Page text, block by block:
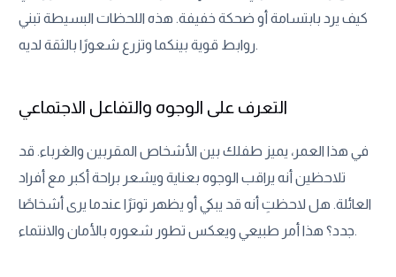
كيف يرد بابتسامة أو ضحكة خفيفة. هذه اللحظات البسيطة تبني
روابط قوية بينكما وتزرع شعورًا بالثقة لديه.
التعرف على الوجوه والتفاعل الاجتماعي
في هذا العمر، يميز طفلك بين الأشخاص المقربين والغرباء. قد
تلاحظين أنه يراقب الوجوه بعناية ويشعر براحة أكبر مع أفراد
العائلة. هل لاحظتِ أنه قد يبكي أو يظهر توترًا عندما يرى أشخاصًا
جدد؟ هذا أمر طبيعي ويعكس تطور شعوره بالأمان والانتماء.